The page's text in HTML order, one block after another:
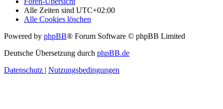
Alle Zeiten sind UTC+02:00
Alle Cookies löschen
Powered by phpBB® Forum Software © phpBB Limited
Deutsche Übersetzung durch phpBB.de
Datenschutz | Nutzungsbedingungen